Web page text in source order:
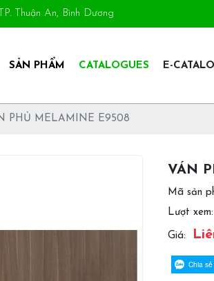
Thuận An, Bình Dương
SẢN PHẨM CATALOGUES E-
PHỦ MELAMINE E9508
VÁN
Mã sản
Lượt xem:
Giá:
Chia sẻ